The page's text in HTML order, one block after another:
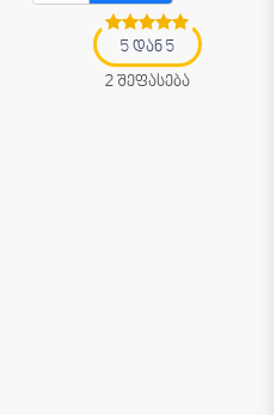
5 დან 5
2 შეფასება